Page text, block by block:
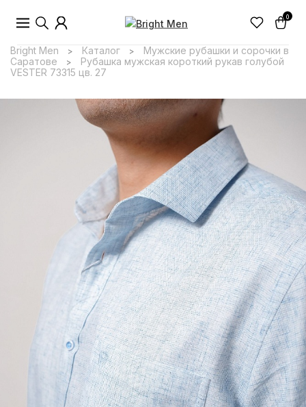
0
Bright Men > Каталог >
Мужские рубашки и сорочки в
Саратове
>
Рубашка мужская короткий рукав голубой
VESTER 73315 цв. 27